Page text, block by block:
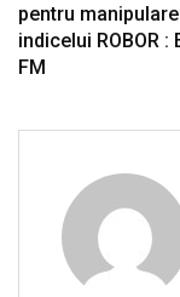
pentru
indicelui ROBOR :
FM